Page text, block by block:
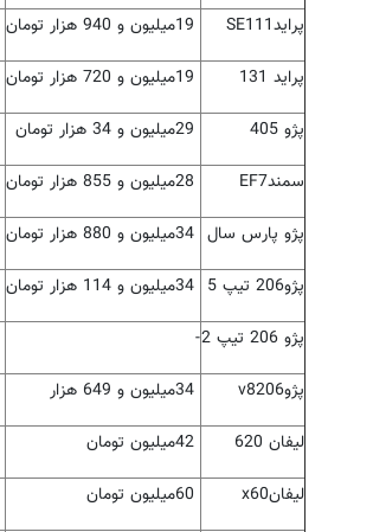
پرایدSE111
19میلیون و 940 هزار تومان
پراید 131
19میلیون و 720 هزار تومان
پژو 405
29میلیون و 34 هزار تومان
سمندEF7
28میلیون و 855 هزار تومان
پژو پارس سال 34میلیون و 880 هزار تومان
پژو206 تیپ 5
34میلیون و 114 هزار تومان
پژو 206 تیپ 2
-
پژو206
v8
34میلیون و 649 هزار
لیفان 620
42میلیون تومان
لیفانx60
60میلیون تومان